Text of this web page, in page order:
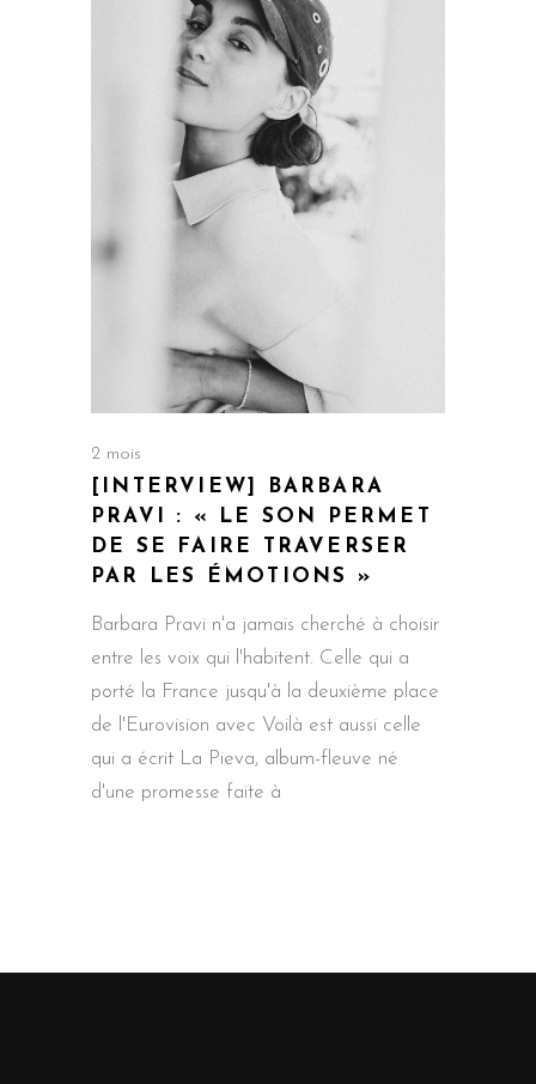
2 mois
[INTERVIEW] BARBARA
PRAVI : « LE SON PERMET
DE SE FAIRE TRAVERSER
PAR LES ÉMOTIONS »
Barbara Pravi n'a jamais cherché à choisir
entre les voix qui l'habitent. Celle qui a
porté la France jusqu'à la deuxième place
de l'Eurovision avec Voilà est aussi celle
qui a écrit La Pieva, album-fleuve né
d'une promesse faite à